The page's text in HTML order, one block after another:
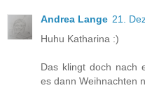
Andrea Lange 21.
Huhu Katharina :)
Das klingt doch nach
es dann Weihnachten